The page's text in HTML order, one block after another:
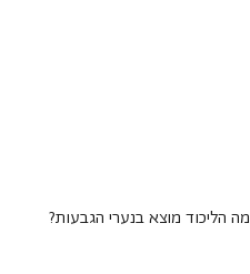
מה הליכוד מוצא בנערי הגבעות?